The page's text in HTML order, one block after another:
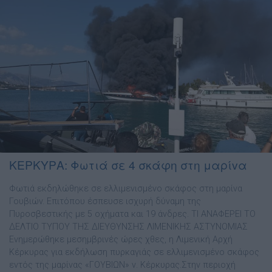
ΚΕΡΚΥΡΑ: Φωτιά σε 4 σκάφη στη μαρίvα
Φωτιά εκδηλώθηκε σε ελλιμενισμένο σκάφος στη μαρίνα
Γουβιώv. Επιτόπου έσπευσε ισχυρή δύναμη της
Πυροσβεστικής με 5 οχήματα και 19 άνδρες. ΤΙ ΑΝΑΦΕΡΕΙ ΤΟ
ΔΕΛΤΙΟ ΤΥΠΟΥ ΤΗΣ ΔΙΕΥΘΥΝΣΗΣ ΛΙΜΕΝΙΚΗΣ ΑΣΤΥΝΟΜΙΑΣ
Ενημερώθηκε μεσημβρινές ώρες χθες, η Λιμενική Αρχή
Κέρκυρας για εκδήλωση πυρκαγιάς σε ελλιμενισμένο σκάφος
εντός της μαρίνας «ΓΟΥΒΙΩΝ» ν. Κέρκυρας.Στην περιοχή